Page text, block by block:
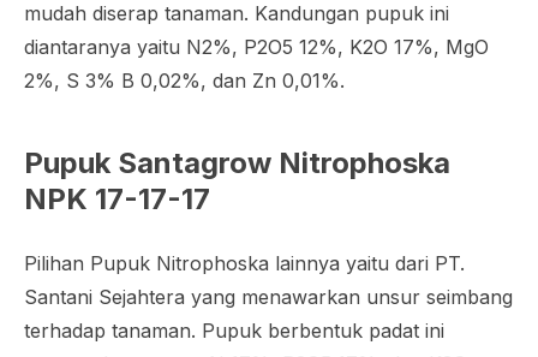
mudah diserap tanaman. Kandungan pupuk ini
diantaranya yaitu N2%, P2O5 12%, K2O 17%, MgO
2%, S 3% B 0,02%, dan Zn 0,01%.
Pupuk Santagrow Nitrophoska
NPK 17-17-17
Pilihan Pupuk Nitrophoska lainnya yaitu dari PT.
Santani Sejahtera yang menawarkan unsur seimbang
terhadap tanaman. Pupuk berbentuk padat ini